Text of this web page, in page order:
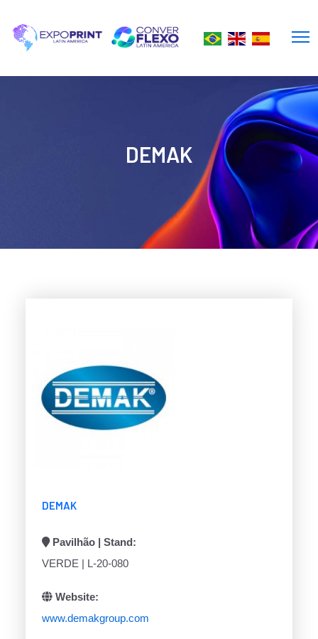
DEMAK
DEMAK
Pavilhão | Stand:
VERDE | L-20-080
Website:
www.demakgroup.com